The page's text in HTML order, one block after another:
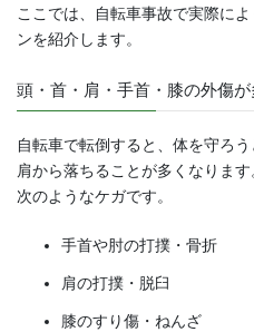
ここでは、自転車事故で実際に
ンを紹介します。
頭・首・肩・手首・膝の外傷が
自転車で転倒すると、体を守ろ
肩から落ちることが多くなりま
次のようなケガです。
手首や肘の打撲・骨折
肩の打撲・脱臼
膝のすり傷・ねんざ